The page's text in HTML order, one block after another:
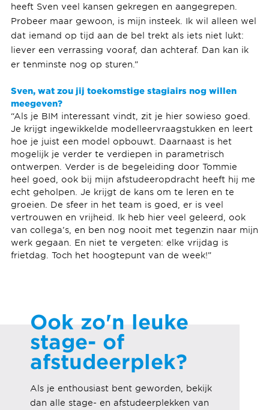
heeft Sven veel kansen gekregen en aangegrepen.
Probeer maar gewoon, is mijn insteek. Ik wil alleen wel
dat iemand op tijd aan de bel trekt als iets niet lukt:
liever een verrassing vooraf, dan achteraf. Dan kan ik
er tenminste nog op sturen.”
Sven, wat zou jij toekomstige stagiairs nog willen
meegeven?
“Als je BIM interessant vindt, zit je hier sowieso goed.
Je krijgt ingewikkelde modelleervraagstukken en leert
hoe je juist een model opbouwt. Daarnaast is het
mogelijk je verder te verdiepen in parametrisch
ontwerpen. Verder is de begeleiding door Tommie
heel goed, ook bij mijn afstudeeropdracht heeft hij me
echt geholpen. Je krijgt de kans om te leren en te
groeien. De sfeer in het team is goed, er is veel
vertrouwen en vrijheid. Ik heb hier veel geleerd, ook
van collega’s, en ben nog nooit met tegenzin naar mijn
werk gegaan. En niet te vergeten: elke vrijdag is
frietdag. Toch het hoogtepunt van de week!”
Ook zo'n leuke
stage- of
afstudeerplek?
Als je enthousiast bent geworden, bekijk
dan alle stage- en afstudeerplekken van